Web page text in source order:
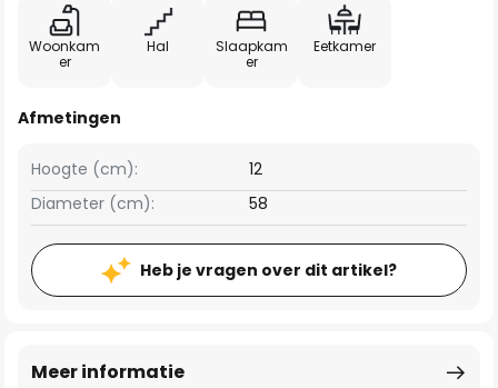
Woonkam
er
Hal
Slaapkam
er
Eetkamer
Afmetingen
Hoogte (cm):
12
Diameter (cm):
58
Heb je vragen over dit artikel?
Meer informatie